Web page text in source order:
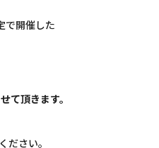
で開催した
て頂きます。
ださい。